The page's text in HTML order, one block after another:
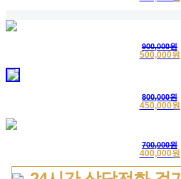
900,000원
500,000원
800,000원
450,000원
700,000원
400,000원